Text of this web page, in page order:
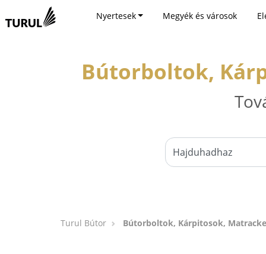
Nyertesek Megyék és városok
Bútorboltok,
Turul Bútor Bútorboltok, Kárpitosok,